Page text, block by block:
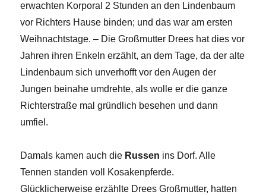
erwachten Korporal 2 Stunden an den Lindenbaum
vor Richters Hause binden; und das war am ersten
Weihnachtstage. – Die Großmutter Drees hat dies vor
Jahren ihren Enkeln erzählt, an dem Tage, da der alte
Lindenbaum sich unverhofft vor den Augen der
Jungen beinahe umdrehte, als wolle er die ganze
Richterstraße mal gründlich besehen und dann
umfiel.
Damals kamen auch die Russen ins Dorf. Alle
Tennen standen voll Kosakenpferde.
Glücklicherweise erzählte Drees Großmutter, hatten